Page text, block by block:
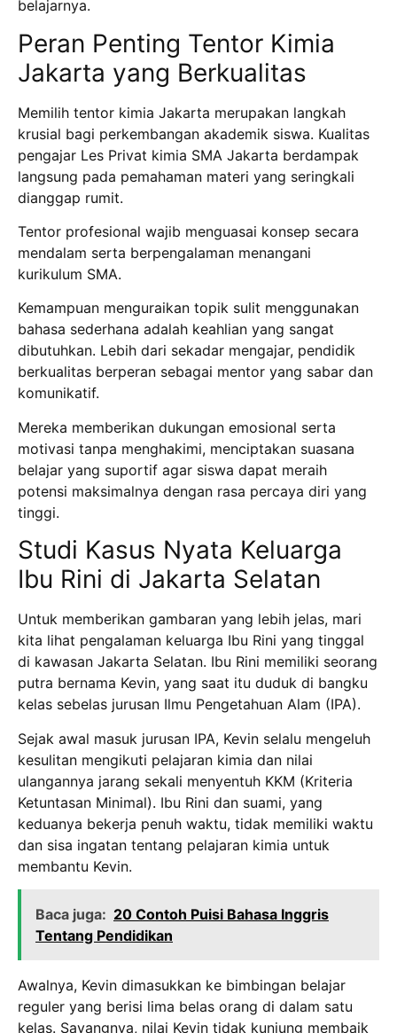
belajarnya.
Peran Penting Tentor Kimia
Jakarta yang Berkualitas
Memilih tentor kimia Jakarta merupakan langkah
krusial bagi perkembangan akademik siswa. Kualitas
pengajar Les Privat kimia SMA Jakarta berdampak
langsung pada pemahaman materi yang seringkali
dianggap rumit.
Tentor profesional wajib menguasai konsep secara
mendalam serta berpengalaman menangani
kurikulum SMA.
Kemampuan menguraikan topik sulit menggunakan
bahasa sederhana adalah keahlian yang sangat
dibutuhkan. Lebih dari sekadar mengajar, pendidik
berkualitas berperan sebagai mentor yang sabar dan
komunikatif.
Mereka memberikan dukungan emosional serta
motivasi tanpa menghakimi, menciptakan suasana
belajar yang suportif agar siswa dapat meraih
potensi maksimalnya dengan rasa percaya diri yang
tinggi.
Studi Kasus Nyata Keluarga
Ibu Rini di Jakarta Selatan
Untuk memberikan gambaran yang lebih jelas, mari
kita lihat pengalaman keluarga Ibu Rini yang tinggal
di kawasan Jakarta Selatan. Ibu Rini memiliki seorang
putra bernama Kevin, yang saat itu duduk di bangku
kelas sebelas jurusan Ilmu Pengetahuan Alam (IPA).
Sejak awal masuk jurusan IPA, Kevin selalu mengeluh
kesulitan mengikuti pelajaran kimia dan nilai
ulangannya jarang sekali menyentuh KKM (Kriteria
Ketuntasan Minimal). Ibu Rini dan suami, yang
keduanya bekerja penuh waktu, tidak memiliki waktu
dan sisa ingatan tentang pelajaran kimia untuk
membantu Kevin.
Baca juga: 20 Contoh Puisi Bahasa Inggris
Tentang Pendidikan
Awalnya, Kevin dimasukkan ke bimbingan belajar
reguler yang berisi lima belas orang di dalam satu
kelas. Sayangnya, nilai Kevin tidak kunjung membaik